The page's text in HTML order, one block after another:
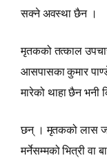
सक्ने अवस्था छैन ।
मृतकको तत्काल
आसपासका कुमार
मारेको थाहा छैन भनी
छन् । मृतकको लास
मर्नेसम्मको भित्री वा